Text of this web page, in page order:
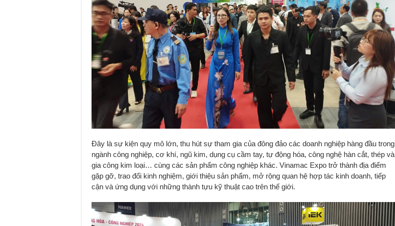
Đây là sự kiện quy mô lớn, thu hút sự tham gia của đông đảo các doanh nghiệp hàng đầu trong
ngành công nghiệp, cơ khí, ngũ kim, dụng cụ cầm tay, tự động hóa, công nghệ hàn cắt, thép và
gia công kim loại… cùng các sản phẩm công nghiệp khác. Vinamac Expo trở thành địa điểm
gặp gỡ, trao đổi kinh nghiệm, giới thiệu sản phẩm, mở rộng quan hệ hợp tác kinh doanh, tiếp
cận và ứng dụng với những thành tựu kỹ thuật cao trên thế giới.